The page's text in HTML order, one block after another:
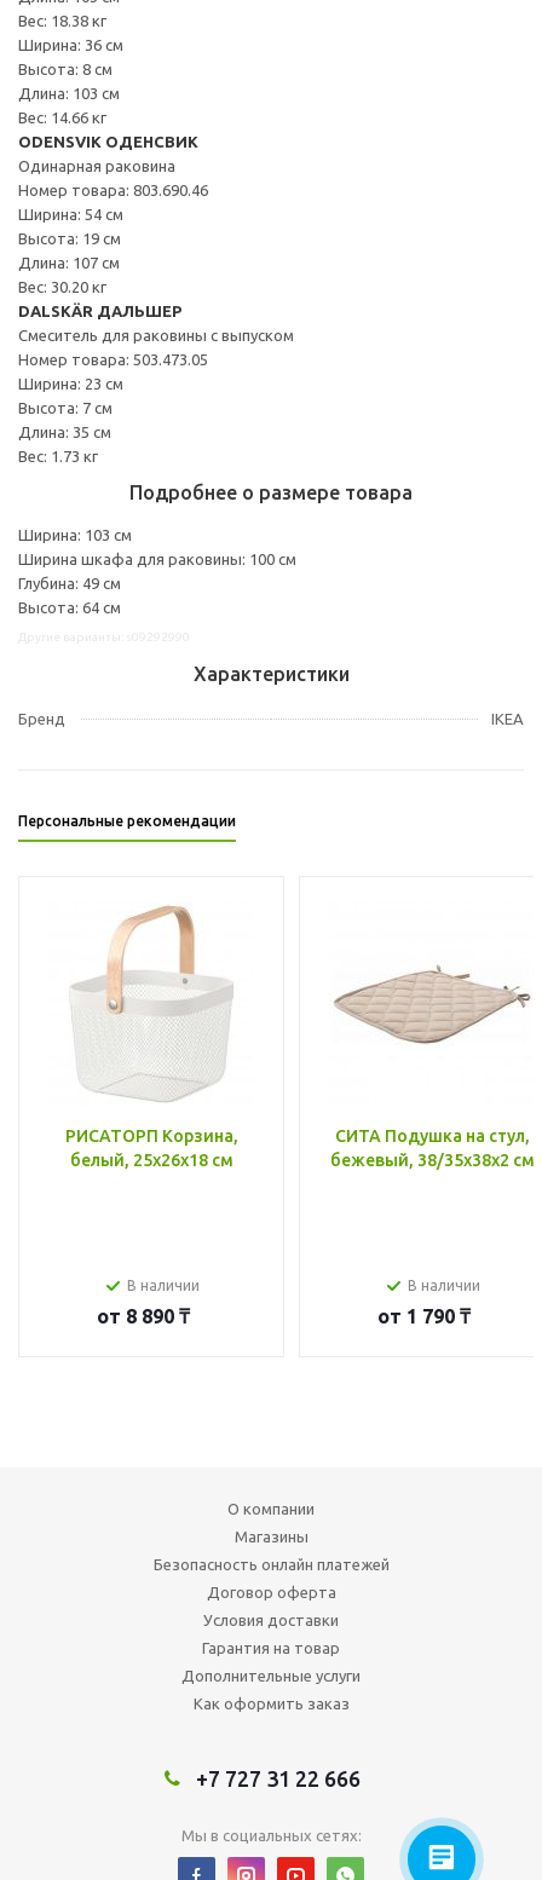
Вес: 18.38 кг
Ширина: 36 см
Высота: 8 см
Длина: 103 см
Вес: 14.66 кг
ODENSVIK ОДЕНСВИК
Одинарная раковина
Номер товара: 803.690.46
Ширина: 54 см
Высота: 19 см
Длина: 107 см
Вес: 30.20 кг
DALSKÄR ДАЛЬШЕР
Смеситель для раковины с выпуском
Номер товара: 503.473.05
Ширина: 23 см
Высота: 7 см
Длина: 35 см
Вес: 1.73 кг
Подробнее о размере товара
Ширина: 103 см
Ширина шкафа для раковины: 100 см
Глубина: 49 см
Высота: 64 см
Характеристики
Бренд IKEA
Персональные рекомендации
РИСАТОРП Корзина,
белый, 25x26x18 см
В наличии
от 8 890 ₸
СИТА Подушка на стул,
бежевый, 38/35x38x2 см
В наличии
от 1 790 ₸
О компании
Магазины
Безопасность онлайн платежей
Договор оферта
Условия доставки
Гарантия на товар
Дополнительные услуги
Как оформить заказ
+7 727 31 22 666
Мы в социальных сетях: